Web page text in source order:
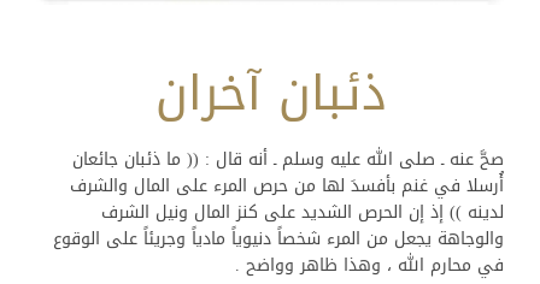
ذئبان آخران
صحَّ عنه ـ صلى الله عليه وسلم ـ أنه قال : (( ما ذئبان جائعان
أُرسلا في غنم بأفسدَ لها من حرص المرء على المال والشرف
لدينه )) إذ إن الحرص الشديد على كنز المال ونيل الشرف
والوجاهة يجعل من المرء شخصاً دنيوياً مادياً وجريئاً على الوقوع
في محارم الله ، وهذا ظاهر وواضح .